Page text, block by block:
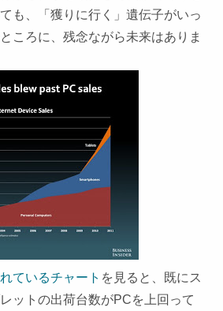
も、「獲りに行く」遺伝子がいっ
ころに、残念ながら未来はありま
ているチャート を見ると、既にス
ットの出荷台数がPCを上回って